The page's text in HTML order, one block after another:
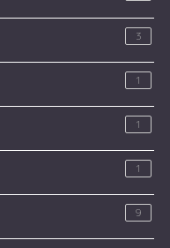
3
1
1
1
9